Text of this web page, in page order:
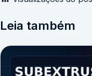
Leia também